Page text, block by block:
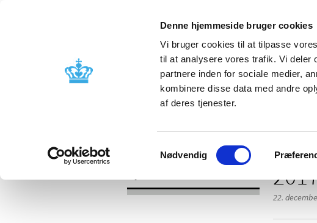
Denne hjemmeside bruger cookies
Vi bruger cookies til at tilpasse
til at analysere vores trafik. Vi deler
partnere inden for sociale medier,
kombinere disse data med andre
af deres tjenester.
Samtykkevalg
Nødvendig
Godkendelse og
Bivirkninger og
produktinformation
22.